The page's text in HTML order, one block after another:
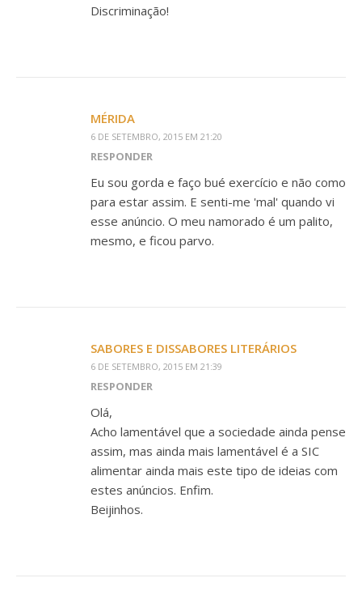
Discriminação!
MÉRIDA
6 DE SETEMBRO, 2015 EM 21:20
RESPONDER
Eu sou gorda e faço bué exercício e não como
para estar assim. E senti-me 'mal' quando vi
esse anúncio. O meu namorado é um palito,
mesmo, e ficou parvo.
SABORES E DISSABORES LITERÁRIOS
6 DE SETEMBRO, 2015 EM 21:39
RESPONDER
Olá,
Acho lamentável que a sociedade ainda pense
assim, mas ainda mais lamentável é a SIC
alimentar ainda mais este tipo de ideias com
estes anúncios. Enfim.
Beijinhos.